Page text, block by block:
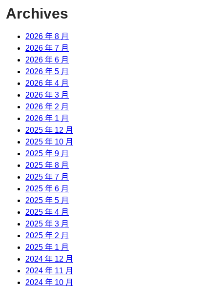
Archives
2026 年 8 月
2026 年 7 月
2026 年 6 月
2026 年 5 月
2026 年 4 月
2026 年 3 月
2026 年 2 月
2026 年 1 月
2025 年 12 月
2025 年 10 月
2025 年 9 月
2025 年 8 月
2025 年 7 月
2025 年 6 月
2025 年 5 月
2025 年 4 月
2025 年 3 月
2025 年 2 月
2025 年 1 月
2024 年 12 月
2024 年 11 月
2024 年 10 月